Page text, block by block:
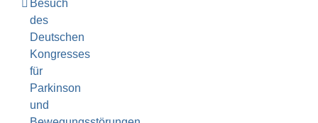
Besuch
des
Deutschen
Kongresses
für
Parkinson
und